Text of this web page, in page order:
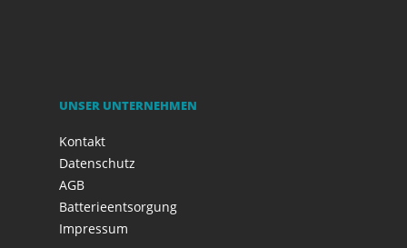
UNSER UNTERNEHMEN
Kontakt
Datenschutz
AGB
Batterieentsorgung
Impressum